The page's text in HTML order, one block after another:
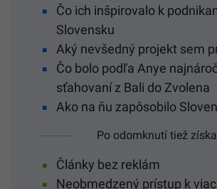
Čo ich inšpirovalo k
Slovensku
Aký nevšedný projekt sem
Čo bolo podľa Anye
sťahovaní z Bali do Zvolena
Ako na ňu zapôsobilo
Po odomknutí tiež
Články bez reklám
Neobmedzený prístup k